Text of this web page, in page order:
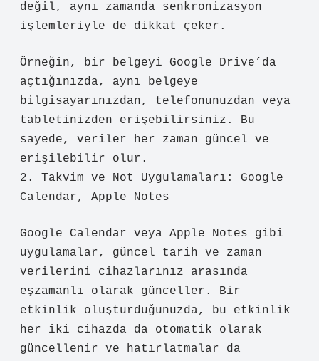
değil, aynı zamanda senkronizasyon
işlemleriyle de dikkat çeker.
Örneğin, bir belgeyi Google Drive’da
açtığınızda, aynı belgeye
bilgisayarınızdan, telefonunuzdan veya
tabletinizden erişebilirsiniz. Bu
sayede, veriler her zaman güncel ve
erişilebilir olur.
2. Takvim ve Not Uygulamaları: Google
Calendar, Apple Notes
Google Calendar veya Apple Notes gibi
uygulamalar, güncel tarih ve zaman
verilerini cihazlarınız arasında
eşzamanlı olarak günceller. Bir
etkinlik oluşturduğunuzda, bu etkinlik
her iki cihazda da otomatik olarak
güncellenir ve hatırlatmalar da